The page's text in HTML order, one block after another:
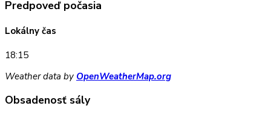
Predpoveď počasia
Lokálny čas
18:15
Weather data by OpenWeatherMap.org
Obsadenosť sály